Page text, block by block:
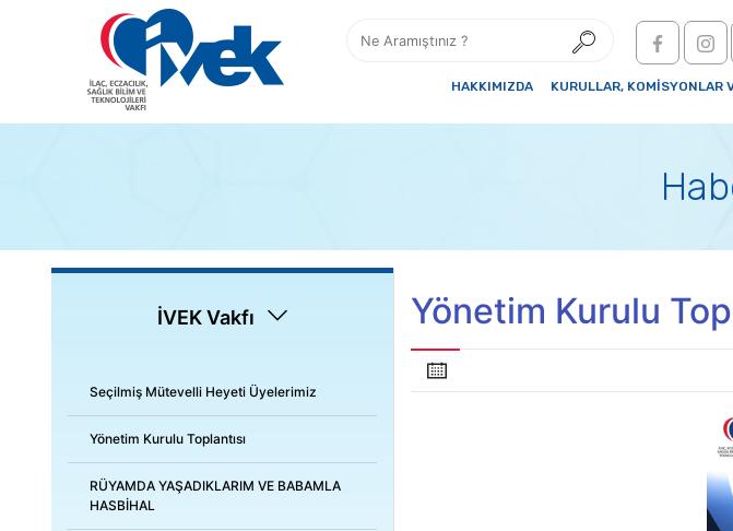
HAKKIMIZDA KURULLAR, KOMİSYONLAR
İVEK Vakfı
Seçilmiş Mütevelli Heyeti Üyelerimiz
Yönetim Kurulu Toplantısı
RÜYAMDA YAŞADIKLARIM VE BABAMLA
HASBİHAL
Yönetim Kurulu